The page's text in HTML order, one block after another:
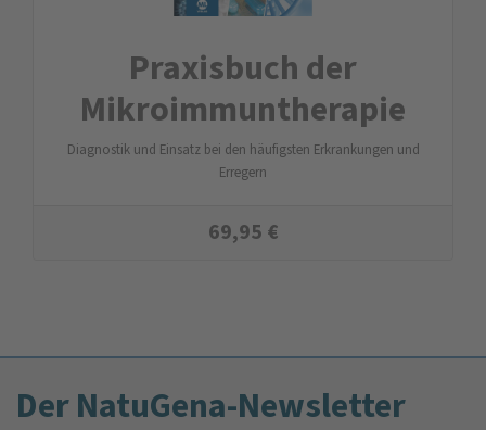
Praxisbuch der
Mikroimmuntherapie
Diagnostik und Einsatz bei den häufigsten Erkrankungen und
Erregern
69,95 €
Der NatuGena-Newsletter